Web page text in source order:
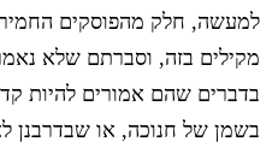
למעשה, חלק מהפוסקים
מקילים בזה, וסברתם שלא
בדברים שהם אמורים להיות
בשמן של חנוכה, או שבדרבנן